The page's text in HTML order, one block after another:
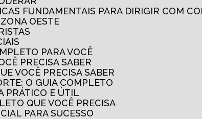
FUNDAMENTAIS PARA DIRIGIR COM
OESTE
PARA VOCÊ
PRECISA SABER
VOCÊ PRECISA SABER
O GUIA COMPLETO
PRÁTICO E ÚTIL
QUE VOCÊ PRECISA
PARA SUCESSO